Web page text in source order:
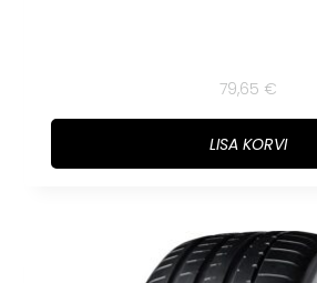
79,65 €
LISA KORVI